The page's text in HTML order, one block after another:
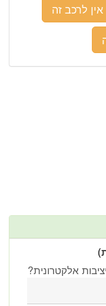
אין לרכב זה
אלקטרונית?